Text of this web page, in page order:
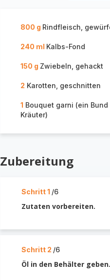
800 g Rindfleisch,
240 ml Kalbs-Fond
150 g Zwiebeln, gehackt
2 Karotten, geschnitten
1 Bouquet garni (ein
Kräuter)
Zubereitung
Schritt 1 /6
Zutaten vorbereiten.
Schritt 2 /6
Öl in den Behälter geben.